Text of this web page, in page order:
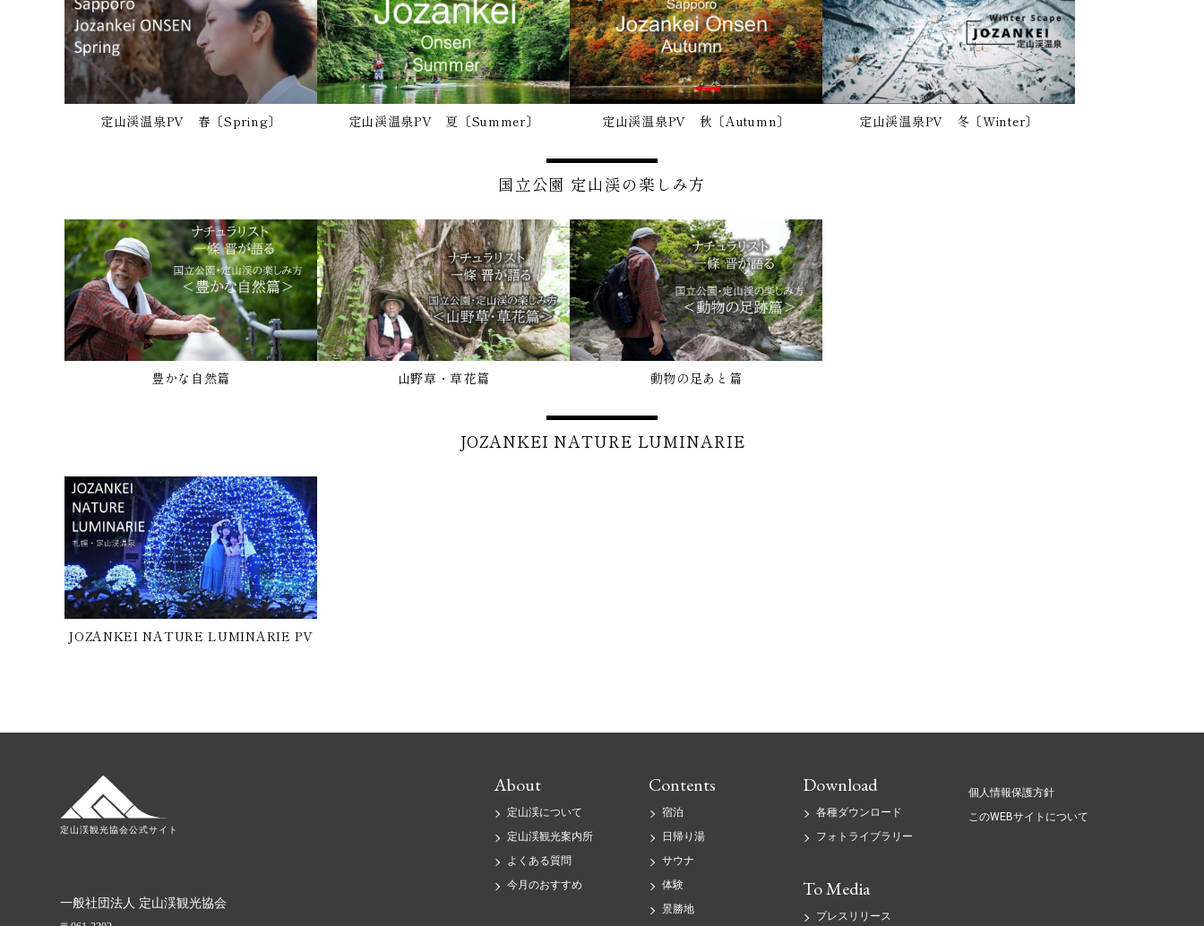
定山渓温泉PV 春〔Spring〕 定山渓温泉PV 夏〔Summer〕 定山渓温泉PV 秋〔Autumn〕 定山渓温泉PV 冬〔Winter〕
国立公園 定山渓の楽しみ方
豊かな自然篇 山野草・草花篇 動物の足あと篇
JOZANKEI NATURE LUMINARIE
JOZANKEI NATURE LUMINARIE PV
About
定山渓について
定山渓観光案内所
よくある質問
今月のおすすめ
Contents
宿泊
日帰り湯
サウナ
体験
景勝地
Download
各種ダウンロード
フォトライブラリー
To Media
プレスリリース
個人情報保護方針
このWEBサイトについて
定山渓観光協会公式サイト
一般社団法人 定山渓観光協会